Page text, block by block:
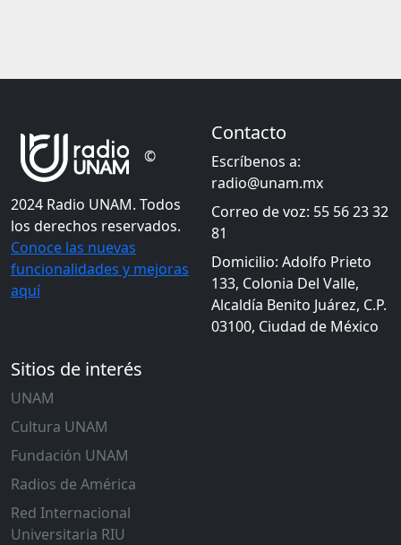
©
2024 Radio UNAM. Todos
los derechos reservados.
Conoce las nuevas
funcionalidades y mejoras
aquí
Contacto
Escríbenos a:
radio@unam.mx
Correo de voz: 55 56 23 32
81
Domicilio: Adolfo Prieto
133, Colonia Del Valle,
Alcaldía Benito Juárez, C.P.
03100, Ciudad de México
Sitios de interés
UNAM
Cultura UNAM
Fundación UNAM
Radios de América
Red Internacional
Universitaria RIU